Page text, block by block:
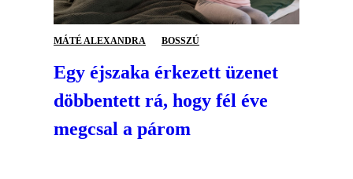
MÁTÉ ALEXANDRA BOSSZÚ
Egy éjszaka érkezett üzenet
döbbentett rá, hogy fél éve
megcsal a párom